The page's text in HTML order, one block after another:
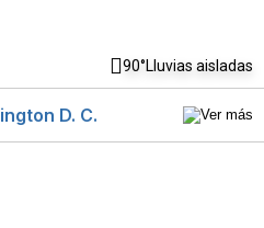
90°Lluvias aisladas
D. C.